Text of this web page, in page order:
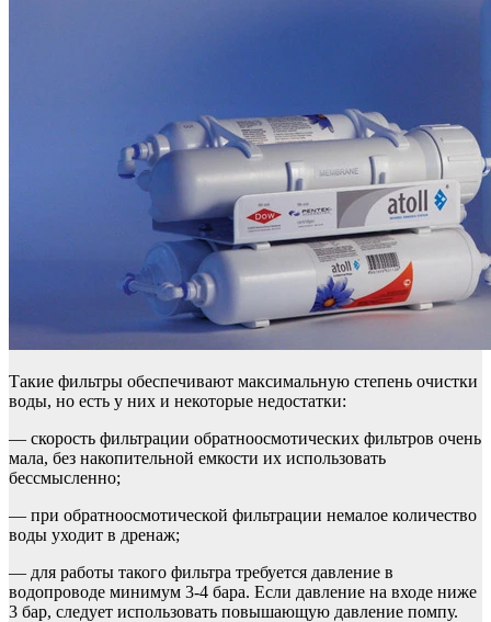
Такие фильтры обеспечивают максимальную степень очистки
воды, но есть у них и некоторые недостатки:
— скорость фильтрации обратноосмотических фильтров очень
мала, без накопительной емкости их использовать
бессмысленно;
— при обратноосмотической фильтрации немалое количество
воды уходит в дренаж;
— для работы такого фильтра требуется давление в
водопроводе минимум 3-4 бара. Если давление на входе ниже
3 бар, следует использовать повышающую давление помпу.